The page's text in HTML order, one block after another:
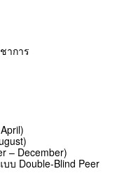
าการ
– December)
บ Double-Blind Peer